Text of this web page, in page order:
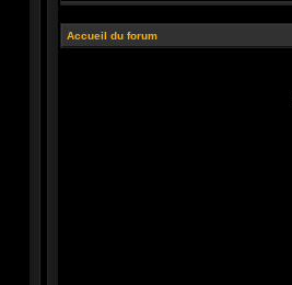
Accueil du forum